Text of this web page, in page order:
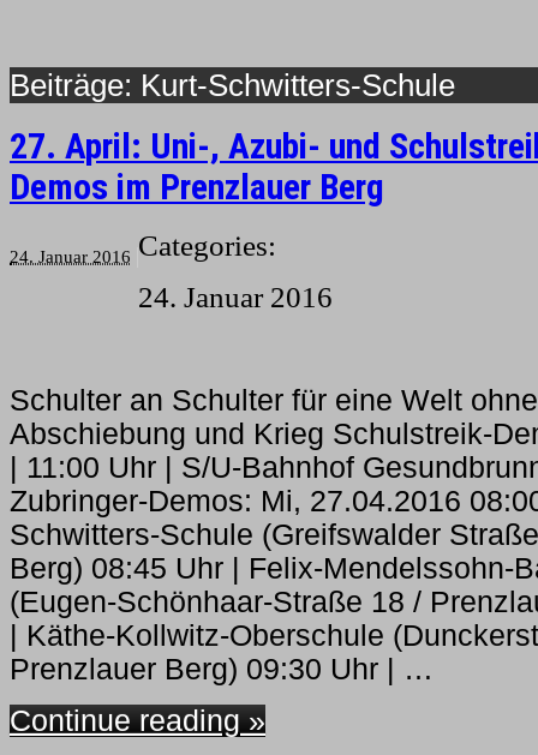
Kurt-Schwitters-Schule
27. April: Uni-, Azubi- und
Demos im Prenzlauer Berg
Categories:
24. Januar 2016
24. Januar 2016
Schulter an Schulter für eine Welt
Abschiebung und Krieg Schulstreik-
| 11:00 Uhr | S/U-Bahnhof
Zubringer-Demos: Mi, 27.04.2016
Schwitters-Schule (Greifswalder
Berg) 08:45 Uhr | Felix-Mendelssohn-
(Eugen-Schönhaar-Straße 18 /
| Käthe-Kollwitz-Oberschule
Prenzlauer Berg) 09:30 Uhr | …
Continue reading »